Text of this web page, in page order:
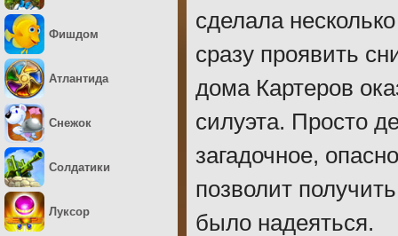
сделала
сразу проявить
дома Картеров
силуэта. Просто
загадочное,
позволит
было надеяться.
Фишдом
Атлантида
Снежок
Солдатики
Луксор